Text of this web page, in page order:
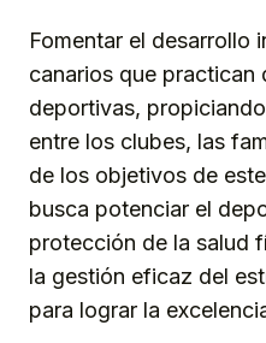
Fomentar el desarrollo
canarios que practican
deportivas,
entre los clubes, las
de los objetivos de
busca potenciar el
protección de la salud
la gestión eficaz del
para lograr la